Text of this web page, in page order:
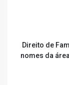
Direito de
nomes da